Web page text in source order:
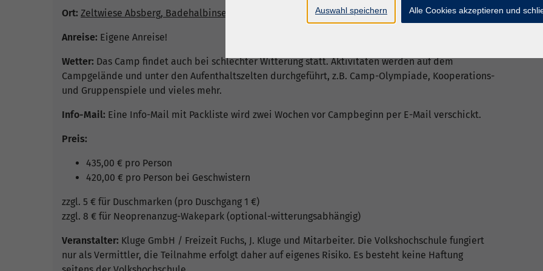
Ort: Zeltwiese Absberg, Badehalbinsel 7, 91720 Absberg
Anreise: Eigene Anreise!
Wetter: Das Camp findet auch bei schlechter Witterung statt. Aktivitäten werden auf dem
Campgelände und unter den Aufenthaltszelten durchgeführt, z.B. Camp-Olympiade, Kooperations-
und Gruppenspiele und vieles mehr.
Info-Mail: Eine Info-Mail mit Packliste wird zwei Wochen vor Campbeginn per E-Mail verschickt.
Preis:
435,00 € pro Person
420,00 € pro Person bei Geschwistern
zzgl. 5 € für Duschmarken (pro Duschgang 1 €)
zzgl. 8 € für Neoprenanzug-Wakepark (optional-witterungsabhängig)
Veranstalter: Kluge GmbH / Freizeit Fuchs, J. Kluge und Mitarbeiter. Die Volkshochschule fungiert
nur als Vermittler, die Teilnahme erfolgt daher auf eigenes Risiko. Es besteht keine Haftung
Auswahl speichern Alle Cookies akzeptieren und